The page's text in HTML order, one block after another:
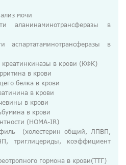
Новости
Контакты
Справка для налоговой
мочи
аланинаминотрансферазы в
аспартатаминотрансферазы в
креатинкиназы в крови (КФК)
в крови
белка в крови
в крови
в крови
в крови
(HOMA-IR)
(холестерин общий, ЛПВП,
триглицериды, коэффициент
гормона в крови(ТТГ)